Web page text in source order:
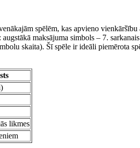
spēlēm, kas apvieno
maksājuma simbols – 7.
skaita). Šī spēle ir ideāli piemērota
likmes